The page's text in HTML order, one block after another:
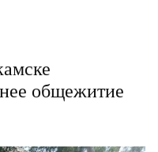
общежитие